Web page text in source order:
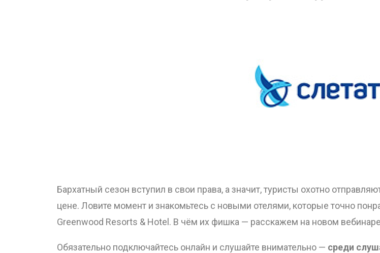
Бархатный сезон вступил в свои права, а значит, туристы охотно
цене. Ловите момент и знакомьтесь с новыми отелями, которые точно
Greenwood Resorts & Hotel. В чём их фишка — расскажем на новом
Обязательно подключайтесь онлайн и слушайте внимательно — среди